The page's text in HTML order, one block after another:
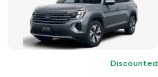
Discounted